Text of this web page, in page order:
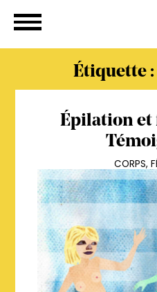
Étiquette :
Épilation et
CORPS,